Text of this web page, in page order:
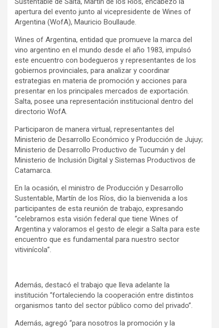
apertura del evento junto al vicepresidente de Wines of
Argentina (WofA), Mauricio Boullaude.
Wines of Argentina, entidad que promueve la marca del
vino argentino en el mundo desde el año 1983, impulsó
este encuentro con bodegueros y representantes de los
gobiernos provinciales, para analizar y coordinar
estrategias en materia de promoción y acciones para
presentar en los principales mercados de exportación.
Salta, posee una representación institucional dentro del
directorio WofA.
Participaron de manera virtual, representantes del
Ministerio de Desarrollo Económico y Producción de Jujuy;
Ministerio de Desarrollo Productivo de Tucumán y del
Ministerio de Inclusión Digital y Sistemas Productivos de
Catamarca.
En la ocasión, el ministro de Producción y Desarrollo
Sustentable, Martín de los Ríos, dio la bienvenida a los
participantes de esta reunión de trabajo, expresando
“celebramos esta visión federal que tiene Wines of
Argentina y valoramos el gesto de elegir a Salta para este
encuentro que es fundamental para nuestro sector
vitivinícola”.
Además, destacó el trabajo que lleva adelante la
institución “fortaleciendo la cooperación entre distintos
organismos tanto del sector público como del privado”.
Además, agregó “para nosotros la promoción y la